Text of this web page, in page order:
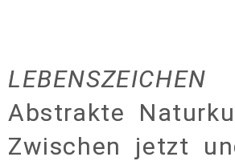
LEBENSZEICHEN
Abstrakte
Zwischen jetzt